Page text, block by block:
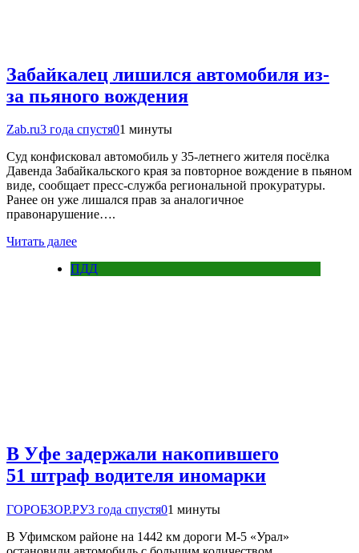
Забайкалец лишился автомобиля из-
за пьяного вождения
Zab.ru3 года спустя01 минуты
Суд конфисковал автомобиль у 35-летнего жителя посёлка
Давенда Забайкальского края за повторное вождение в пьяном
виде, сообщает пресс-служба региональной прокуратуры.
Ранее он уже лишался прав за аналогичное
правонарушение….
Читать далее
ПДД
В Уфе задержали накопившего
51 штраф водителя иномарки
ГОРОБЗОР.РУ3 года спустя01 минуты
В Уфимском районе на 1442 км дороги М-5 «Урал»